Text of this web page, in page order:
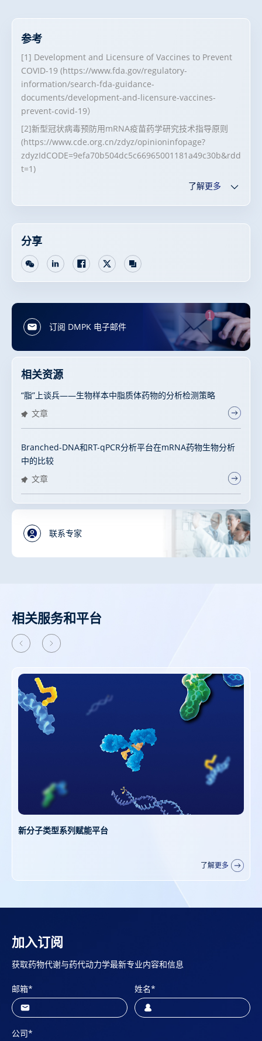
参考
[1] Development and Licensure of Vaccines to Prevent
COVID-19 (https://www.fda.gov/regulatory-
information/search-fda-guidance-
documents/development-and-licensure-vaccines-
prevent-covid-19）
[2]新型冠状病毒预防用mRNA疫苗药学研究技术指导原则
(https://www.cde.org.cn/zdyz/opinioninfopage?
zdyzIdCODE=9efa70b504dc5c66965001181a49c30b&rdd
t=1)
了解更多
分享
订阅 DMPK 电子邮件
相关资源
“脂”上谈兵——生物样本中脂质体药物的分析检测策略
文章
Branched-DNA和RT-qPCR分析平台在mRNA药物生物分析
中的比较
文章
联系专家
相关服务和平台
抗体-寡核苷酸偶联药物（AOC）药代动力学研究服务
了解更多
加入订阅
获取药物代谢与药代动力学最新专业内容和信息
邮箱* 姓名*
公司*